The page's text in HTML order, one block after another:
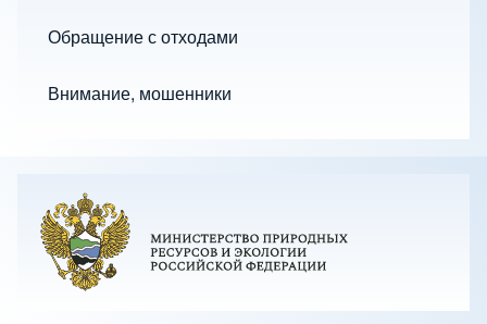
Обращение с отходами
Внимание, мошенники